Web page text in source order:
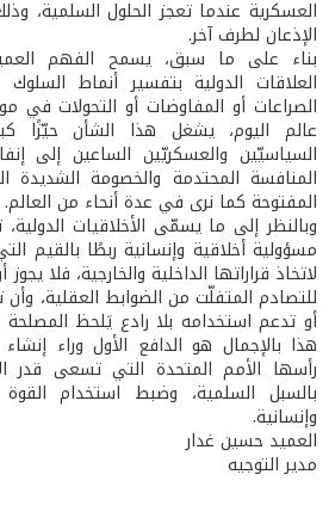
العسكرية عندما تعجز الحلول السلمية،
الإذعان لطرف آخر.
بناء على ما سبق، يسمح الفهم
العلاقات الدولية بتفسير أنماط
الصراعات أو المفاوضات أو التحولات في
عالم اليوم، يشغل هذا الشأن حيّزًا
السياسيّين والعسكريّين الساعين إلى
المنافسة المحتدمة والخصومة
المفتوحة كما نرى في عدة أنحاء من العالم.
وبالنظر إلى ما يسمّى الأخلاقيات الدولية،
مسؤولية أخلاقية وإنسانية ربطًا بالقيم
لاتخاذ قراراتها الداخلية والخارجية، فلا
للتصادم المتفلّت من الضوابط العقلية،
أو تدعم استخدامه بلا رادع يَلحظ
هذا بالإجمال هو الدافع الأول وراء
رأسها الأمم المتحدة التي تسعى قدر
بالسبل السلمية، وضبط استخدام
وإنسانية.
العميد حسين غدار
مدير التوجيه